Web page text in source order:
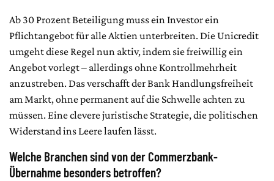
Ab 30 Prozent Beteiligung muss ein Investor ein
Pflichtangebot für alle Aktien unterbreiten. Die Unicredit
umgeht diese Regel nun aktiv, indem sie freiwillig ein
Angebot vorlegt – allerdings ohne Kontrollmehrheit
anzustreben. Das verschafft der Bank Handlungsfreiheit
am Markt, ohne permanent auf die Schwelle achten zu
müssen. Eine clevere juristische Strategie, die politischen
Widerstand ins Leere laufen lässt.
Welche Branchen sind von der Commerzbank-
Übernahme besonders betroffen?